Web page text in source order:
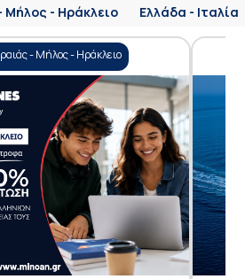
Μήλος - Ηράκλειο Ελλάδα - Ιταλία
- Μήλος - Ηράκλειο